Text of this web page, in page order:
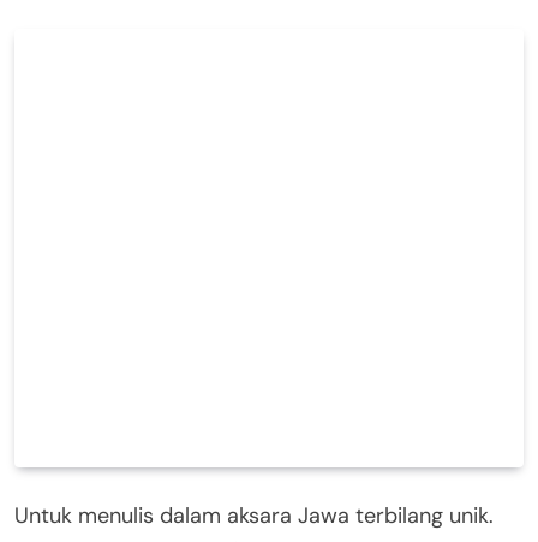
Untuk menulis dalam aksara Jawa terbilang unik.